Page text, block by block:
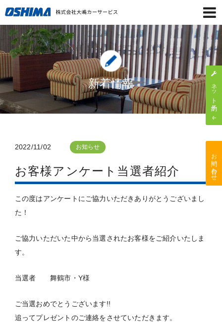
新着情報
2022/11/02 お知らせ
お客様アンケート当選者紹介
この度はアンケートにご協力いただきありがとうございまし
た！
ご協力いただいた中から当選されたお客様をご紹介いたしま
す。
当選者 舞鶴市・Y様
ご当選おめでとうございます!!
追ってプレゼントのご連絡をさせていただきます。
ネット予約
お問い合わせ